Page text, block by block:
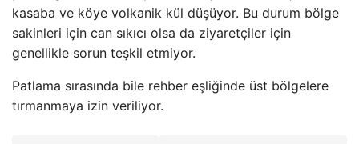
kasaba ve köye volkanik kül düşüyor. Bu durum bölge
sakinleri için can sıkıcı olsa da ziyaretçiler için
genellikle sorun teşkil etmiyor.
Patlama sırasında bile rehber eşliğinde üst bölgelere
tırmanmaya izin veriliyor.